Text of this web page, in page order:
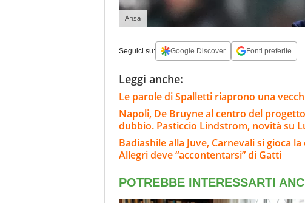
Ansa
Seguici su: Google Discover Fonti preferite
Leggi anche:
Le parole di Spalletti riaprono una
Napoli, De Bruyne al centro del
dubbio. Pasticcio Lindstrom, novità su
Badiashile alla Juve, Carnevali si gioca
Allegri deve “accontentarsi” di Gatti